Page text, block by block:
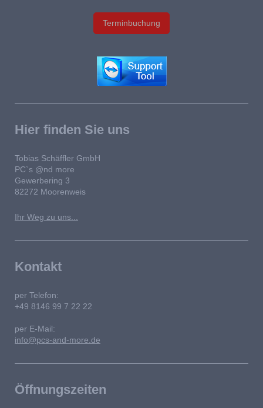
Terminbuchung
Hier finden Sie uns
Tobias Schäffler GmbH
PC`s @nd more
Gewerbering 3
82272 Moorenweis
Ihr Weg zu uns...
Kontakt
per Telefon:
+49 8146 99 7 22 22
per E-Mail:
info@pcs-and-more.de
Öffnungszeiten